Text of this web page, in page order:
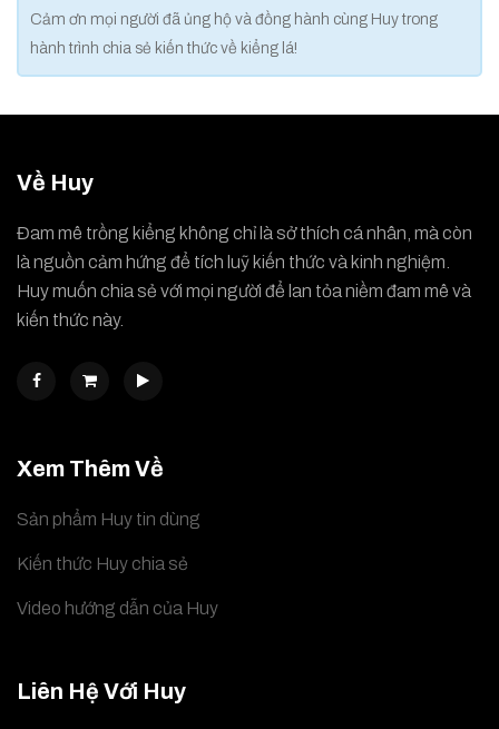
Cảm ơn mọi người đã ủng hộ và đồng hành cùng Huy trong
hành trình chia sẻ kiến thức về kiểng lá!
Về Huy
Đam mê trồng kiểng không chỉ là sở thích cá nhân, mà còn
là nguồn cảm hứng để tích luỹ kiến thức và kinh nghiệm.
Huy muốn chia sẻ với mọi người để lan tỏa niềm đam mê và
kiến thức này.
Xem Thêm Về
Sản phẩm Huy tin dùng
Kiến thức Huy chia sẻ
Video hướng dẫn của Huy
Liên Hệ Với Huy